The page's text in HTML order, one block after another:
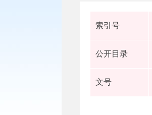
索引号
公开目录
文号